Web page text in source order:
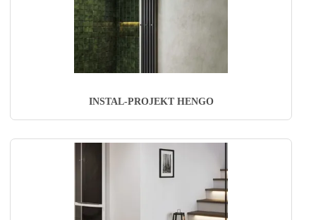
INSTAL-PROJEKT HENGO